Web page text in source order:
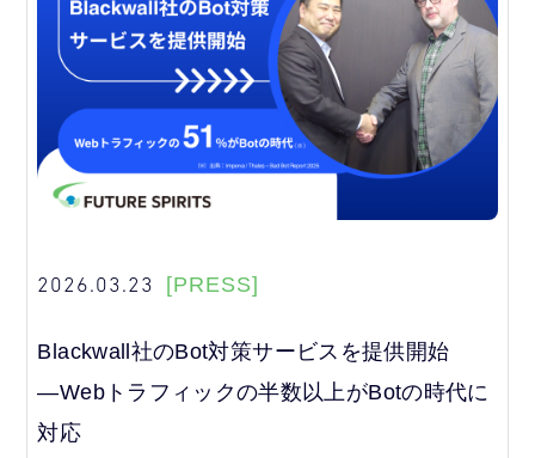
2026.03.23 [PRESS]
Blackwall社のBot対策サービスを提供開始
―Webトラフィックの半数以上がBotの時代に
対応